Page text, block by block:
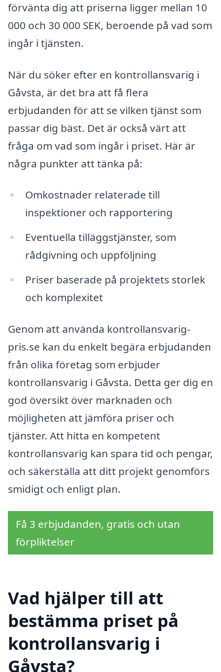
förvänta dig att priserna ligger mellan 10
000 och 30 000 SEK, beroende på vad som
ingår i tjänsten.
När du söker efter en kontrollansvarig i
Gåvsta, är det bra att få flera
erbjudanden för att se vilken tjänst som
passar dig bäst. Det är också värt att
fråga om vad som ingår i priset. Här är
några punkter att tänka på:
Omkostnader relaterade till
inspektioner och rapportering
Eventuella tilläggstjänster, som
rådgivning och uppföljning
Priser baserade på projektets storlek
och komplexitet
Genom att använda kontrollansvarig-
pris.se kan du enkelt begära erbjudanden
från olika företag som erbjuder
kontrollansvarig i Gåvsta. Detta ger dig en
god översikt över marknaden och
möjligheten att jämföra priser och
tjänster. Att hitta en kompetent
kontrollansvarig kan spara tid och pengar,
och säkerställa att ditt projekt genomförs
smidigt och enligt plan.
Få 3 erbjudanden, gratis och utan
förpliktelser
Vad hjälper till att
bestämma priset på
kontrollansvarig i
Gåvsta?